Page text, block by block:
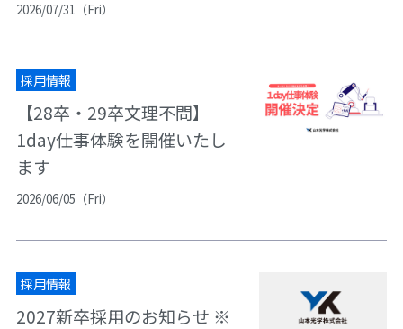
2026/07/31（Fri）
採用情報
【28卒・29卒文理不問】
1day仕事体験を開催いたし
ます
2026/06/05（Fri）
採用情報
2027新卒採用のお知らせ ※